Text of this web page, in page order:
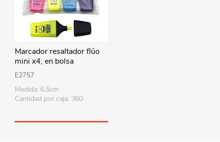
Marcador resaltador flúo
mini x4, en bolsa
E2757
Medida: 6.5cm
Cantidad por caja: 360